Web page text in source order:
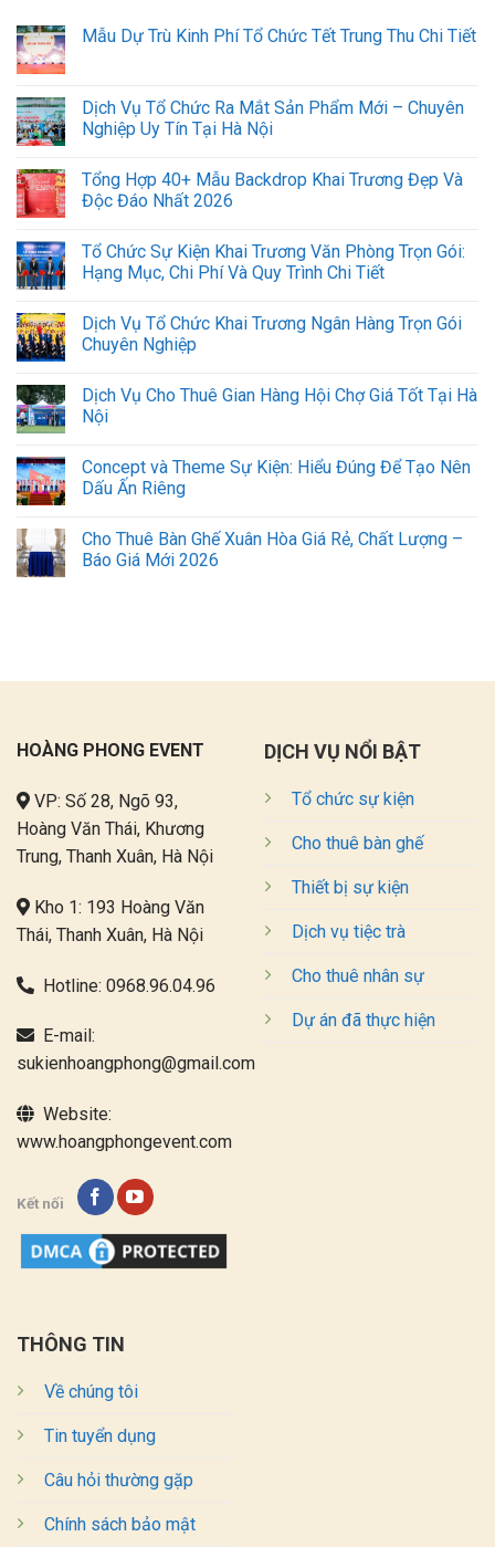
Mẫu Dự Trù Kinh Phí Tổ Chức Tết Trung Thu Chi Tiết
Dịch Vụ Tổ Chức Ra Mắt Sản Phẩm Mới – Chuyên
Nghiệp Uy Tín Tại Hà Nội
Tổng Hợp 40+ Mẫu Backdrop Khai Trương Đẹp Và
Độc Đáo Nhất 2026
Tổ Chức Sự Kiện Khai Trương Văn Phòng Trọn Gói:
Hạng Mục, Chi Phí Và Quy Trình Chi Tiết
Dịch Vụ Tổ Chức Khai Trương Ngân Hàng Trọn Gói
Chuyên Nghiệp
Dịch Vụ Cho Thuê Gian Hàng Hội Chợ Giá Tốt Tại Hà
Nội
Concept và Theme Sự Kiện: Hiểu Đúng Để Tạo Nên
Dấu Ấn Riêng
Cho Thuê Bàn Ghế Xuân Hòa Giá Rẻ, Chất Lượng –
Báo Giá Mới 2026
HOÀNG PHONG EVENT
VP: Số 28, Ngõ 93,
Hoàng Văn Thái, Khương
Trung, Thanh Xuân, Hà Nội
Kho 1: 193 Hoàng Văn
Thái, Thanh Xuân, Hà Nội
Hotline: 0968.96.04.96
E-mail:
sukienhoangphong@gmail.com
Website:
www.hoangphongevent.com
Kết nối
DỊCH VỤ NỔI BẬT
Tổ chức sự kiện
Cho thuê bàn ghế
Thiết bị sự kiện
Dịch vụ tiệc trà
Cho thuê nhân sự
Dự án đã thực hiện
THÔNG TIN
Về chúng tôi
Tin tuyển dụng
Câu hỏi thường gặp
Chính sách bảo mật